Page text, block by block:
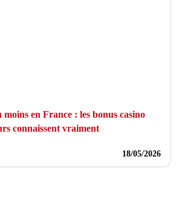
en France : les bonus casino
connaissent vraiment
18/05/2026